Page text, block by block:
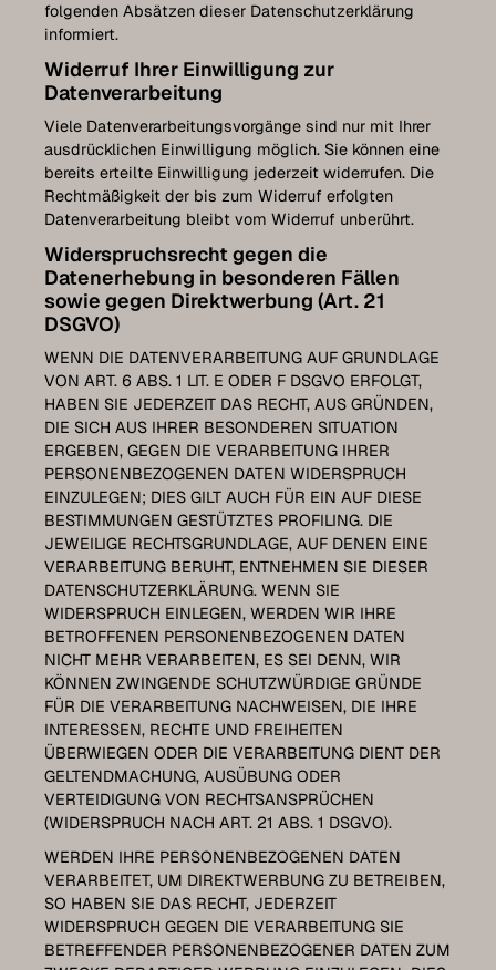
folgenden Absätzen dieser Datenschutzerklärung
informiert.
Widerruf Ihrer Einwilligung zur
Datenverarbeitung
Viele Datenverarbeitungsvorgänge sind nur mit Ihrer
ausdrücklichen Einwilligung möglich. Sie können eine
bereits erteilte Einwilligung jederzeit widerrufen. Die
Rechtmäßigkeit der bis zum Widerruf erfolgten
Datenverarbeitung bleibt vom Widerruf unberührt.
Widerspruchsrecht gegen die
Datenerhebung in besonderen Fällen
sowie gegen Direktwerbung (Art. 21
DSGVO)
WENN DIE DATENVERARBEITUNG AUF GRUNDLAGE
VON ART. 6 ABS. 1 LIT. E ODER F DSGVO ERFOLGT,
HABEN SIE JEDERZEIT DAS RECHT, AUS GRÜNDEN,
DIE SICH AUS IHRER BESONDEREN SITUATION
ERGEBEN, GEGEN DIE VERARBEITUNG IHRER
PERSONENBEZOGENEN DATEN WIDERSPRUCH
EINZULEGEN; DIES GILT AUCH FÜR EIN AUF DIESE
BESTIMMUNGEN GESTÜTZTES PROFILING. DIE
JEWEILIGE RECHTSGRUNDLAGE, AUF DENEN EINE
VERARBEITUNG BERUHT, ENTNEHMEN SIE DIESER
DATENSCHUTZERKLÄRUNG. WENN SIE
WIDERSPRUCH EINLEGEN, WERDEN WIR IHRE
BETROFFENEN PERSONENBEZOGENEN DATEN
NICHT MEHR VERARBEITEN, ES SEI DENN, WIR
KÖNNEN ZWINGENDE SCHUTZWÜRDIGE GRÜNDE
FÜR DIE VERARBEITUNG NACHWEISEN, DIE IHRE
INTERESSEN, RECHTE UND FREIHEITEN
ÜBERWIEGEN ODER DIE VERARBEITUNG DIENT DER
GELTENDMACHUNG, AUSÜBUNG ODER
VERTEIDIGUNG VON RECHTSANSPRÜCHEN
(WIDERSPRUCH NACH ART. 21 ABS. 1 DSGVO).
WERDEN IHRE PERSONENBEZOGENEN DATEN
VERARBEITET, UM DIREKTWERBUNG ZU BETREIBEN,
SO HABEN SIE DAS RECHT, JEDERZEIT
WIDERSPRUCH GEGEN DIE VERARBEITUNG SIE
BETREFFENDER PERSONENBEZOGENER DATEN ZUM